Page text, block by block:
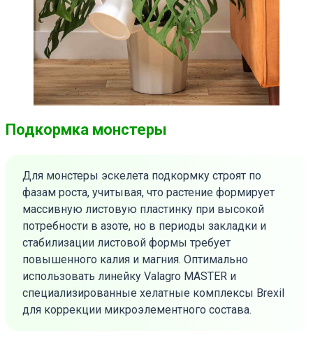
Подкормка монстеры
Для монстеры эскелета подкормку строят по
фазам роста, учитывая, что растение формирует
массивную листовую пластинку при высокой
потребности в азоте, но в периоды закладки и
стабилизации листовой формы требует
повышенного калия и магния. Оптимально
использовать линейку Valagro MASTER и
специализированные хелатные комплексы Brexil
для коррекции микроэлементного состава.